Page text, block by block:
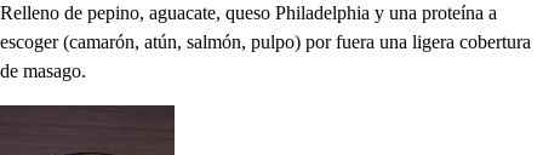
Relleno de pepino, aguacate, queso Philadelphia y una proteína a
escoger (camarón, atún, salmón, pulpo) por fuera una ligera cobertura
de masago.